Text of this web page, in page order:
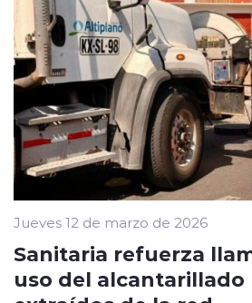
Jueves 12 de marzo de 2026
Sanitaria refuerza
uso del alcantarillado